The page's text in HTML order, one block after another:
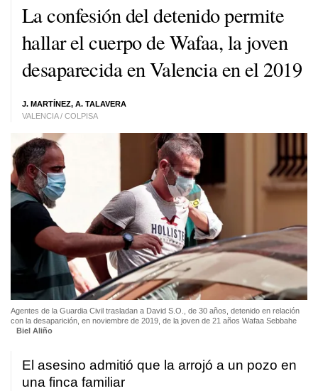
La confesión del detenido permite
hallar el cuerpo de Wafaa, la joven
desaparecida en Valencia en el 2019
J. MARTÍNEZ, A. TALAVERA
VALENCIA / COLPISA
Agentes de la Guardia Civil trasladan a David S.O., de 30 años, detenido en relación
con la desaparición, en noviembre de 2019, de la joven de 21 años Wafaa Sebbahe
Biel Aliño
El asesino admitió que la arrojó a un pozo en
una finca familiar